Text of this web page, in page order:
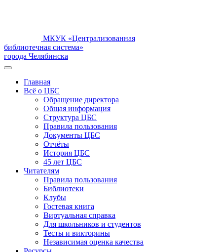
МКУК «Централизованная
библиотечная система»
города Челябинска
Главная
Всё о ЦБС
Обращение директора
Общая информация
Структура ЦБС
Правила пользования
Документы ЦБС
Отчёты
История ЦБС
45 лет ЦБС
Читателям
Правила пользования
Библиотеки
Клубы
Гостевая книга
Виртуальная справка
Для школьников и студентов
Тесты и викторины
Независимая оценка качества